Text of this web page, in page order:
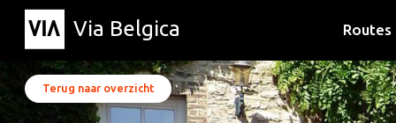
Via Belgica Routes
Terug naar overzicht